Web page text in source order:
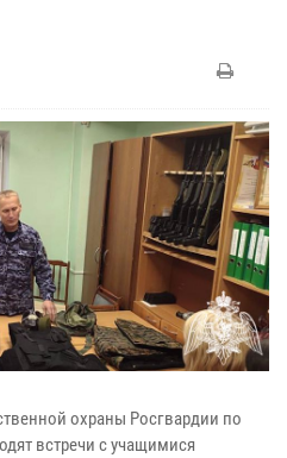
охраны Росгвардии по
встречи с учащимися